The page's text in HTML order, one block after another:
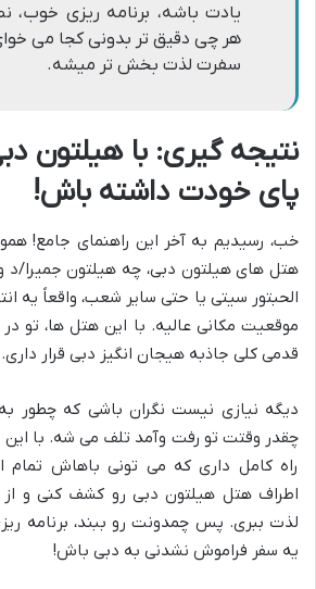
یادت باشه، برنامه ریزی خوب،
هر چی دقیق تر بدونی کجا می
سفرت لذت بخش تر میشه.
نتیجه گیری: با هیلتون
پای خودت داشته باش!
خب، رسیدیم به آخر این راهنمای جامع!
هتل های هیلتون دبی، چه هیلتون جمیرا/د
الحبتور سیتی یا حتی سایر شعب، واقعاً یه
موقعیت مکانی عالیه. با این هتل ها، تو
قدمی کلی جاذبه هیجان انگیز دبی قرار داری.
دیگه نیازی نیست نگران باشی که چطور
چقدر وقتت تو رفت وآمد تلف می شه. با این
راه کامل داری که می تونی باهاش
اطراف هتل هیلتون دبی رو کشف کنی و
لذت ببری. پس چمدونت رو ببند، برنامه
یه سفر فراموش نشدنی به دبی باش!